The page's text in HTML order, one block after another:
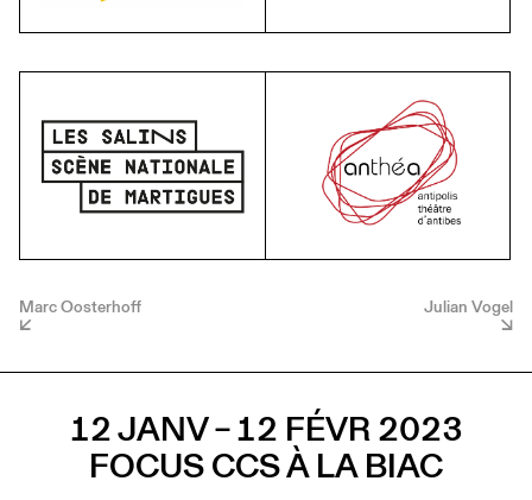
Marc Oosterhoff Julian Vogel
12 JANV – 12 FÉVR 2023
FOCUS CCS À LA BIAC